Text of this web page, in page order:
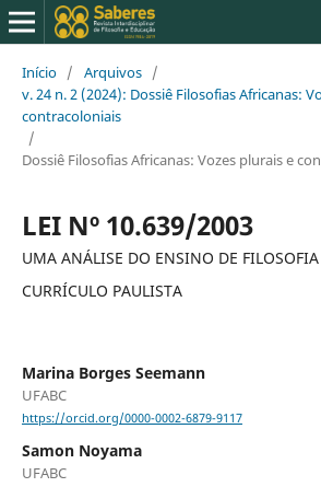
Início / Arquivos /
v. 24 n. 2 (2024): Dossiê Filosofias Africanas:
contracoloniais
/
Dossiê Filosofias Africanas: Vozes plurais e
LEI Nº 10.639/2003
UMA ANÁLISE DO ENSINO DE
CURRÍCULO PAULISTA
Marina Borges Seemann
UFABC
https://orcid.org/0000-0002-6879-9117
Samon Noyama
UFABC